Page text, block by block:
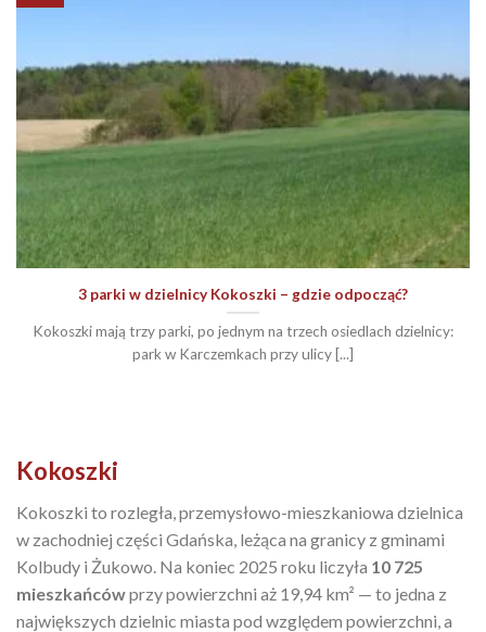
3 parki w dzielnicy Kokoszki – gdzie odpocząć?
Kokoszki mają trzy parki, po jednym na trzech osiedlach dzielnicy:
park w Karczemkach przy ulicy [...]
Kokoszki
Kokoszki to rozległa, przemysłowo-mieszkaniowa dzielnica
w zachodniej części Gdańska, leżąca na granicy z gminami
Kolbudy i Żukowo. Na koniec 2025 roku liczyła 10 725
mieszkańcówprzy powierzchni aż 19,94 km² — to jedna z
największych dzielnic miasta pod względem powierzchni, a